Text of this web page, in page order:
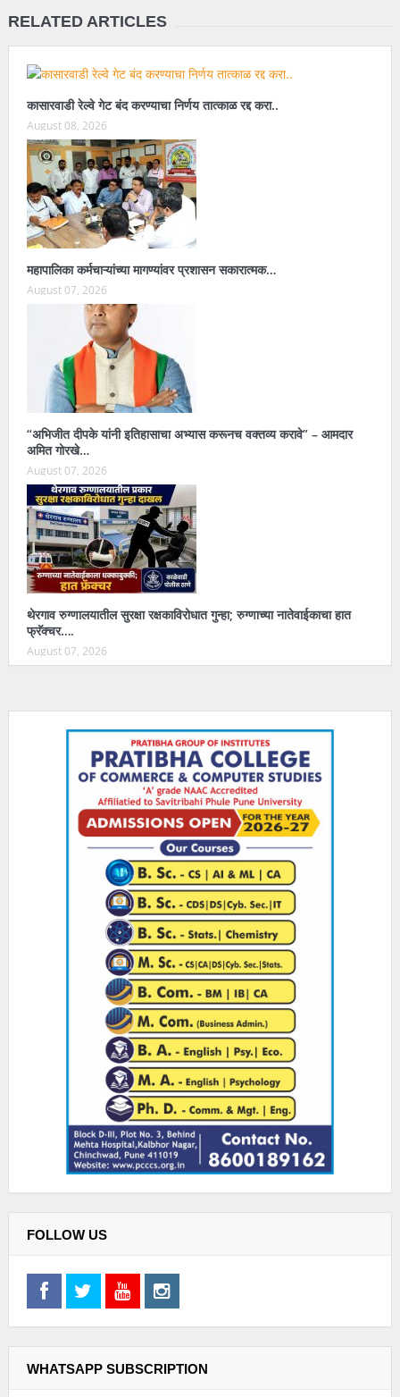
RELATED ARTICLES
कासारवाडी रेल्वे गेट बंद करण्याचा निर्णय तात्काळ रद्द करा..
August 08, 2026
महापालिका कर्मचाऱ्यांच्या मागण्यांवर प्रशासन सकारात्मक…
August 07, 2026
“अभिजीत दीपके यांनी इतिहासाचा अभ्यास करूनच वक्तव्य करावे” – आमदार
अमित गोरखे…
August 07, 2026
थेरगाव रुग्णालयातील सुरक्षा रक्षकाविरोधात गुन्हा; रुग्णाच्या नातेवाईकाचा हात
फ्रॅक्चर….
August 07, 2026
FOLLOW US
WHATSAPP SUBSCRIPTION